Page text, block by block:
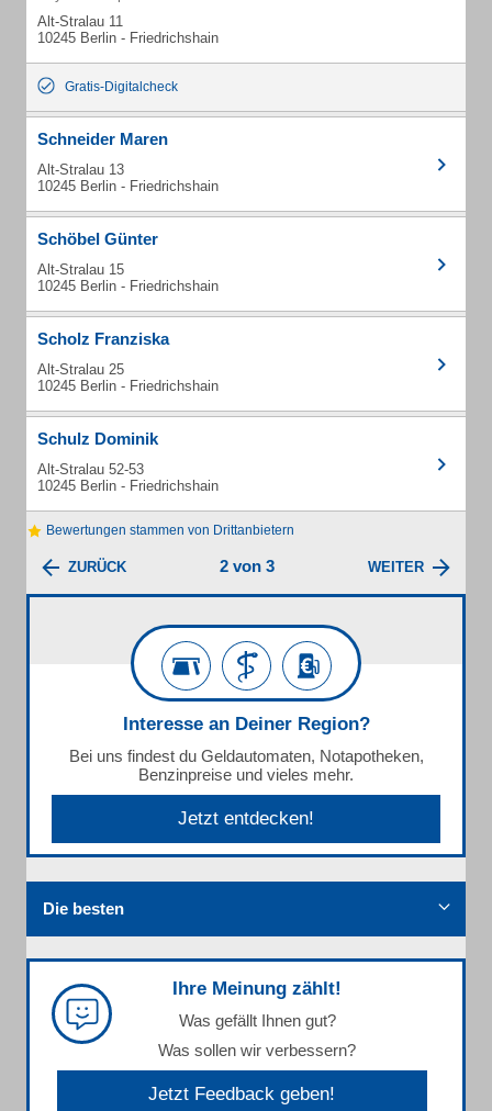
Alt-Stralau 11
10245 Berlin - Friedrichshain
Gratis-Digitalcheck
Schneider Maren
Alt-Stralau 13
10245 Berlin - Friedrichshain
Schöbel Günter
Alt-Stralau 15
10245 Berlin - Friedrichshain
Scholz Franziska
Alt-Stralau 25
10245 Berlin - Friedrichshain
Schulz Dominik
Alt-Stralau 52-53
10245 Berlin - Friedrichshain
Bewertungen stammen von Drittanbietern
ZURÜCK 2 von 3 WEITER
Interesse an Deiner Region?
Bei uns findest du Geldautomaten, Notapotheken,
Benzinpreise und vieles mehr.
Jetzt entdecken!
Die besten
Ihre Meinung zählt!
Was gefällt Ihnen gut?
Was sollen wir verbessern?
Jetzt Feedback geben!